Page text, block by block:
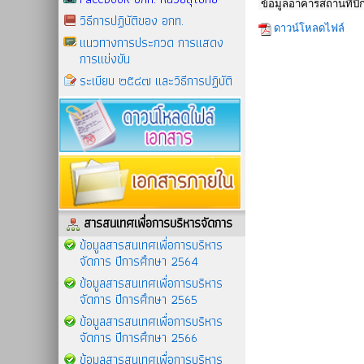
วิธีการปฏิบัติของ อกท.
แนวทางการประกวด การแสดง
การแข่งขัน
ระเบียบ ๒๕๔๗ และวิธีการปฏิบัติ
สารสนเทศเพื่อการบริหารจัดการ
ข้อมูลสารสนเทศเพื่อการบริหาร
จัดการ ปีการศึกษา 2564
ข้อมูลสารสนเทศเพื่อการบริหาร
จัดการ ปีการศึกษา 2565
ข้อมูลสารสนเทศเพื่อการบริหาร
จัดการ ปีการศึกษา 2566
ข้อมูลสารสนเทศเพื่อการบริหาร
ข้อมูลอาคารสถานที่ปี
ดาวน์โหลดไฟล์